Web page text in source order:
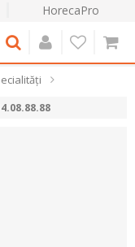
HorecaPro